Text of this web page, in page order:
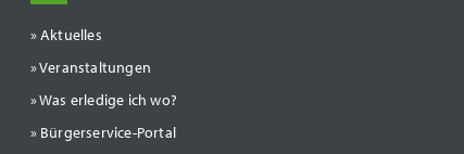
Aktuelles
Veranstaltungen
Was erledige ich wo?
Bürgerservice-Portal